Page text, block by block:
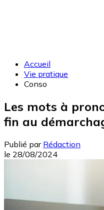
Accueil
Vie pratique
Conso
Les mots à
fin au
Publié par Rédaction
le 28/08/2024